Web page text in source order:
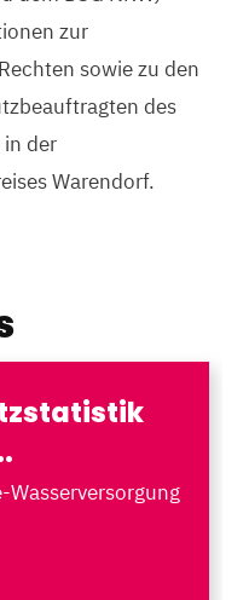
zur
sowie zu den
des
in der
Warendorf.